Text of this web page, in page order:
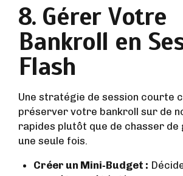
8. Gérer Votre
Bankroll en
Flash
Une stratégie de session courte
préserver votre bankroll sur de
rapides plutôt que de chasser de
une seule fois.
Créer un Mini‑Budget :